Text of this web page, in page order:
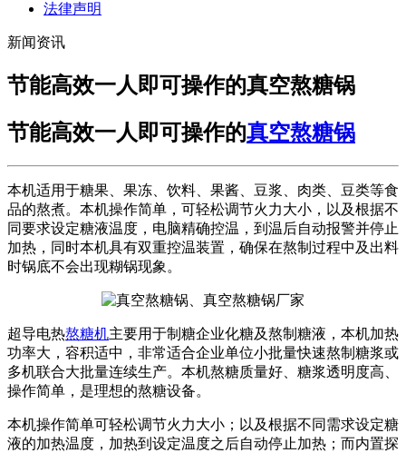
法律声明
新闻资讯
节能高效一人即可操作的真空熬糖锅
节能高效一人即可操作的真空熬糖锅
本机适用于糖果、果冻、饮料、果酱、豆浆、肉类、豆类等食
品的熬煮。本机操作简单，可轻松调节火力大小，以及根据不
同要求设定糖液温度，电脑精确控温，到温后自动报警并停止
加热，同时本机具有双重控温装置，确保在熬制过程中及出料
时锅底不会出现糊锅现象。
超导电热熬糖机主要用于制糖企业化糖及熬制糖液，本机加热
功率大，容积适中，非常适合企业单位小批量快速熬制糖浆或
多机联合大批量连续生产。本机熬糖质量好、糖浆透明度高、
操作简单，是理想的熬糖设备。
本机操作简单可轻松调节火力大小；以及根据不同需求设定糖
液的加热温度，加热到设定温度之后自动停止加热；而内置探